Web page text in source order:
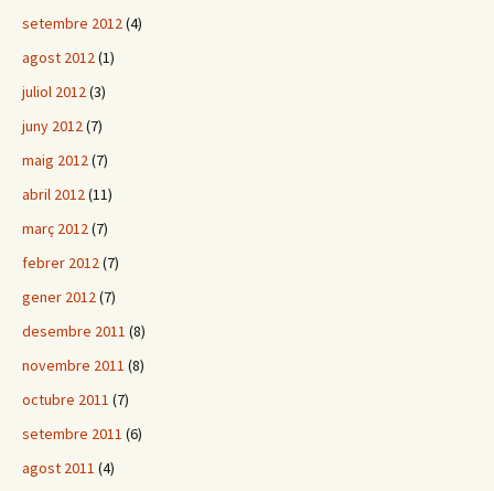
setembre 2012(4)
agost 2012(1)
juliol 2012(3)
juny 2012(7)
maig 2012(7)
abril 2012(11)
març 2012(7)
febrer 2012(7)
gener 2012(7)
desembre 2011 (8)
novembre 2011 (8)
octubre 2011 (7)
setembre 2011 (6)
agost 2011 (4)